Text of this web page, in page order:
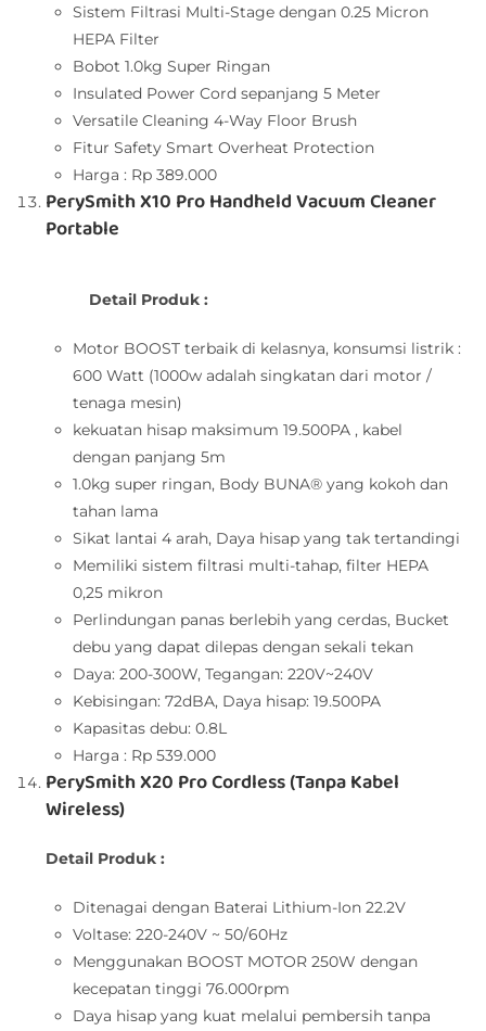
Sistem Filtrasi Multi-Stage dengan 0.25 Micron
HEPA Filter
Bobot 1.0kg Super Ringan
Insulated Power Cord sepanjang 5 Meter
Versatile Cleaning 4-Way Floor Brush
Fitur Safety Smart Overheat Protection
Harga : Rp 389.000
PerySmith X10 Pro Handheld Vacuum Cleaner
Portable
Detail Produk :
Motor BOOST terbaik di kelasnya, konsumsi listrik :
600 Watt (1000w adalah singkatan dari motor /
tenaga mesin)
kekuatan hisap maksimum 19.500PA , kabel
dengan panjang 5m
1.0kg super ringan, Body BUNA® yang kokoh dan
tahan lama
Sikat lantai 4 arah, Daya hisap yang tak tertandingi
Memiliki sistem filtrasi multi-tahap, filter HEPA
0,25 mikron
Perlindungan panas berlebih yang cerdas, Bucket
debu yang dapat dilepas dengan sekali tekan
Daya: 200-300W, Tegangan: 220V~240V
Kebisingan: 72dBA, Daya hisap: 19.500PA
Kapasitas debu: 0.8L
Harga : Rp 539.000
PerySmith X20 Pro Cordless (Tanpa Kabel
Wireless)
Detail Produk :
Ditenagai dengan Baterai Lithium-Ion 22.2V
Voltase: 220-240V ~ 50/60Hz
Menggunakan BOOST MOTOR 250W dengan
kecepatan tinggi 76.000rpm
Daya hisap yang kuat melalui pembersih tanpa